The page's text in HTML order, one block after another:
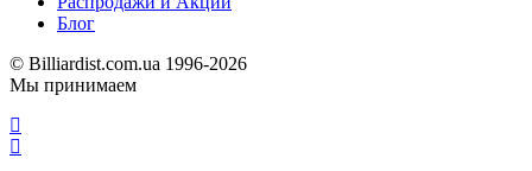
Блог
© Billiardist.com.ua 1996-2026
Мы принимаем